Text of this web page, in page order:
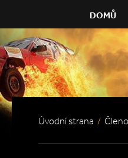
DOMŮ
Úvodní strana /